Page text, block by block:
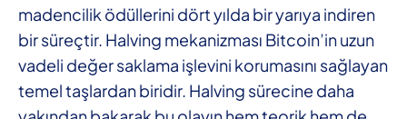
madencilik ödüllerini dört yılda bir yarıya indiren
bir süreçtir. Halving mekanizması Bitcoin’in uzun
vadeli değer saklama işlevini korumasını sağlayan
temel taşlardan biridir. Halving sürecine daha